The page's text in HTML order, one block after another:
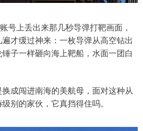
号上丢出来那几秒导弹打靶画面，
才缓过神来：一枚导弹从高空钻出
子一样砸向海上靶船，水面一团白
成闯进南海的美航母，面对这种从
别的家伙，它真挡得住吗。